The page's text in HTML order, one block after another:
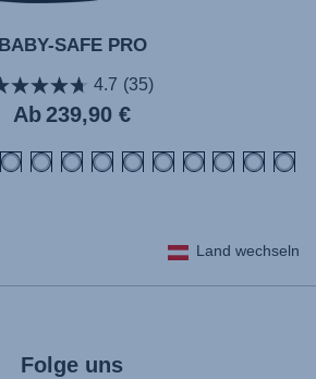
BABY-SAFE PRO
4.7 (35)
Ab Aktueller
Preis
239,90 €
Land wechseln
Folge uns